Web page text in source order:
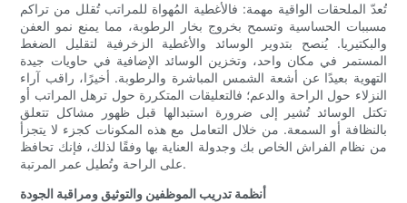
تُعدّ الملحقات الواقية مهمة: فالأغطية المُهواة للمراتب تُقلل من تراكم
مسببات الحساسية وتسمح بخروج بخار الرطوبة، مما يمنع نمو العفن
والبكتيريا. يُنصح بتدوير الوسائد والأغطية الزخرفية لتقليل الضغط
المستمر في مكان واحد، وتخزين الوسائد الإضافية في حاويات جيدة
التهوية بعيدًا عن أشعة الشمس المباشرة والرطوبة. أخيرًا، راقب آراء
النزلاء حول الراحة والدعم؛ فالتعليقات المتكررة حول ترهل المراتب أو
تكتل الوسائد تُشير إلى ضرورة استبدالها قبل ظهور مشاكل تتعلق
بالنظافة أو السمعة. من خلال التعامل مع هذه المكونات كجزء لا يتجزأ
من نظام الفراش الخاص بك وجدولة العناية بها وفقًا لذلك، فإنك تحافظ
على الراحة وتُطيل عمر المرتبة.
أنظمة تدريب الموظفين والتوثيق ومراقبة الجودة